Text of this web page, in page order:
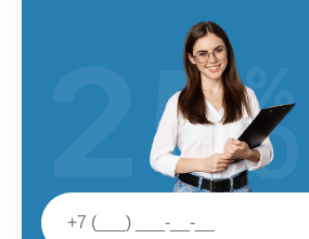
25%